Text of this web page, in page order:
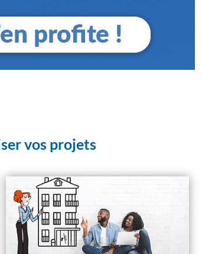
vos projets